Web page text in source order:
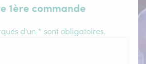
1ère commande
d'un * sont obligatoires.